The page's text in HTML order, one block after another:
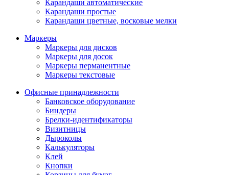
Карандаши автоматические
Карандаши простые
Карандаши цветные, восковые мелки
Маркеры
Маркеры для дисков
Маркеры для досок
Маркеры перманентные
Маркеры текстовые
Офисные принадлежности
Банковское оборудование
Биндеры
Брелки-идентификаторы
Визитницы
Дыроколы
Калькуляторы
Клей
Кнопки